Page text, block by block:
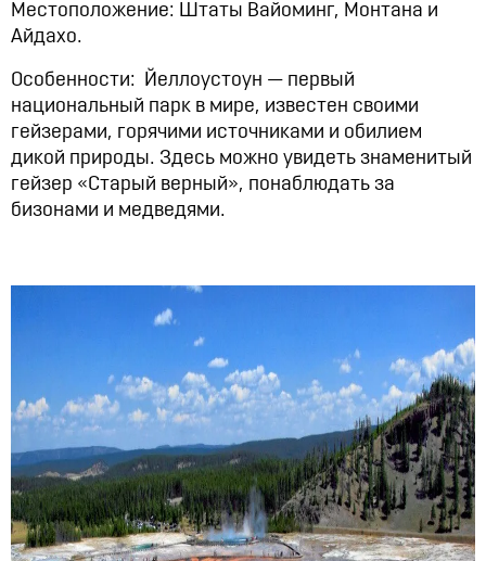
Местоположение: Штаты Вайоминг, Монтана и
Айдахо.
Особенности: Йеллоустоун — первый
национальный парк в мире, известен своими
гейзерами, горячими источниками и обилием
дикой природы. Здесь можно увидеть знаменитый
гейзер «Старый верный», понаблюдать за
бизонами и медведями.